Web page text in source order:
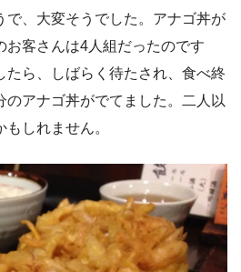
で、大変そうでした。アナゴ丼が
お客さんは4人組だったのです
たら、しばらく待たされ、食べ終
のアナゴ丼がでてました。二人以
もしれません。